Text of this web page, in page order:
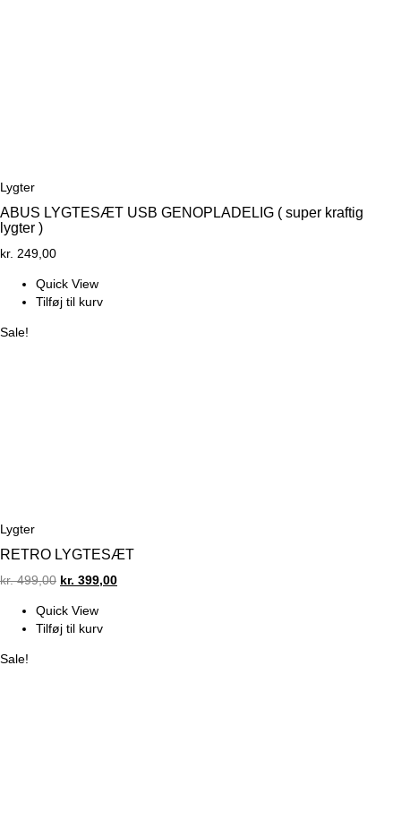
Lygter
ABUS LYGTESÆT USB GENOPLADELIG ( super kraftig
lygter )
kr. 249,00
Quick View
Tilføj til kurv
Sale!
Lygter
RETRO LYGTESÆT
kr.499,00 Original
was:
kr. 499,00.
kr. 399,00Current
Quick View
Tilføj til kurv
Sale!